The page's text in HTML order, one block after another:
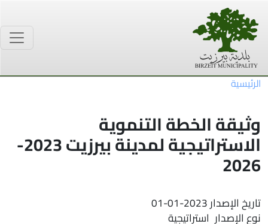
تجاوز إلى المحتوى الرئيسي
الرئيسية
وثيقة الخطة التنموية
الاستراتيجية لمدينة بيرزيت 2023-
2026
تاريخ الإصدار01-01-2023
نوع الإصدار استراتيجية